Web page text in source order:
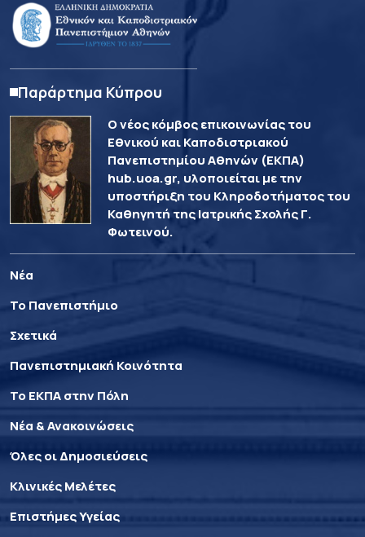
Παράρτημα Κύπρου
Ο νέος κόμβος επικοινωνίας του
Εθνικού και Καποδιστριακού
Πανεπιστημίου Αθηνών (ΕΚΠΑ)
hub.uoa.gr, υλοποιείται με την
υποστήριξη του Κληροδοτήματος του
Καθηγητή της Ιατρικής Σχολής Γ.
Φωτεινού.
Νέα
Το Πανεπιστήμιο
Σχετικά
Πανεπιστημιακή Κοινότητα
Το ΕΚΠΑ στην Πόλη
Νέα & Ανακοινώσεις
Όλες οι Δημοσιεύσεις
Κλινικές Μελέτες
Επιστήμες Υγείας